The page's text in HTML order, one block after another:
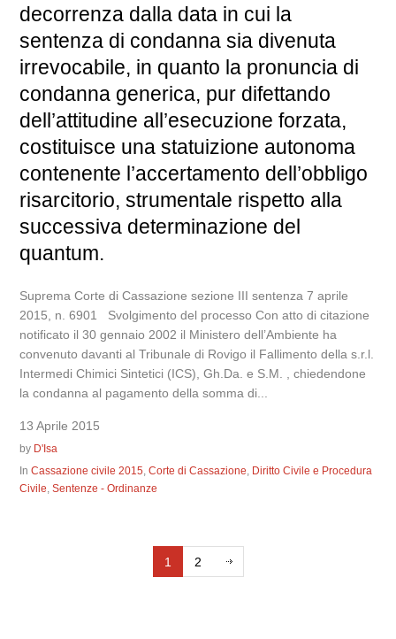
decorrenza dalla data in cui la
sentenza di condanna sia divenuta
irrevocabile, in quanto la pronuncia di
condanna generica, pur difettando
dell’attitudine all’esecuzione forzata,
costituisce una statuizione autonoma
contenente l’accertamento dell’obbligo
risarcitorio, strumentale rispetto alla
successiva determinazione del
quantum.
Suprema Corte di Cassazione sezione III sentenza 7 aprile
2015, n. 6901 Svolgimento del processo Con atto di citazione
notificato il 30 gennaio 2002 il Ministero dell’Ambiente ha
convenuto davanti al Tribunale di Rovigo il Fallimento della s.r.l.
Intermedi Chimici Sintetici (ICS), Gh.Da. e S.M. , chiedendone
la condanna al pagamento della somma di...
13 Aprile 2015
by D'Isa
InCassazione civile 2015,Corte di Cassazione, Diritto Civile e Procedura
Civile,Sentenze - Ordinanze
1 2